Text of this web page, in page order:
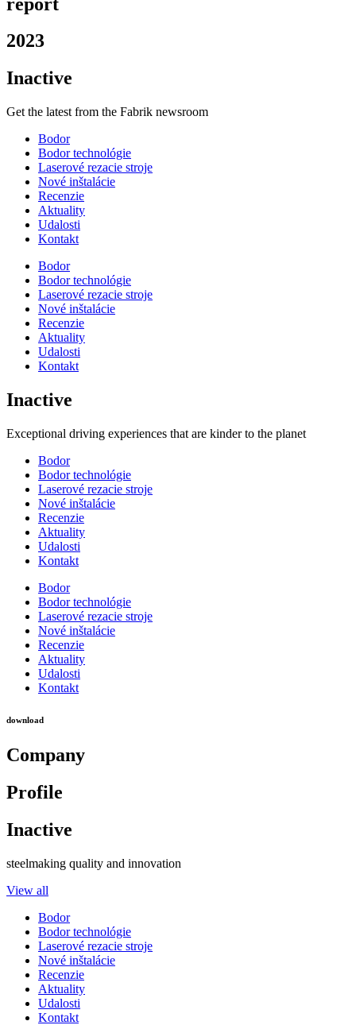
2023
Inactive
Get the latest from the Fabrik newsroom
Bodor
Bodor technológie
Laserové rezacie stroje
Nové inštalácie
Recenzie
Aktuality
Udalosti
Kontakt
Bodor
Bodor technológie
Laserové rezacie stroje
Nové inštalácie
Recenzie
Aktuality
Udalosti
Kontakt
Inactive
Exceptional driving experiences that are kinder to the planet
Bodor
Bodor technológie
Laserové rezacie stroje
Nové inštalácie
Recenzie
Aktuality
Udalosti
Kontakt
Bodor
Bodor technológie
Laserové rezacie stroje
Nové inštalácie
Recenzie
Aktuality
Udalosti
Kontakt
download
Company
Profile
Inactive
steelmaking quality and innovation
View all
Bodor
Bodor technológie
Laserové rezacie stroje
Nové inštalácie
Recenzie
Aktuality
Udalosti
Kontakt